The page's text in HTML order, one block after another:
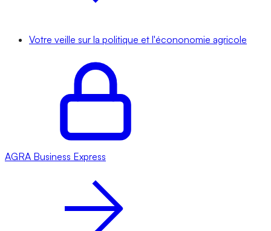
Votre veille sur la politique et l'écononomie agricole
AGRA Business Express